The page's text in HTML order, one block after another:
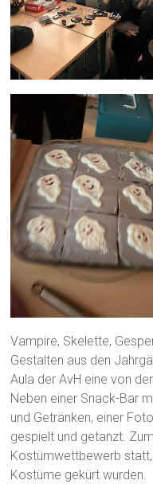
Vampire, Skelette,
Gestalten aus den
Aula der AvH eine von
Neben einer Snack-Bar
und Getränken, einer
gespielt und getanzt.
Kostümwettbewerb
Kostüme gekürt wurden.